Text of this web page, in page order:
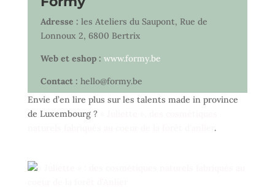
Adresse : les Ateliers du Saupont, Rue de
Lonnoux 2, 6800 Bertrix
Web et eshop : www.formy.be
Contact : hello@formy.be
Envie d’en lire plus sur les talents made in province
de Luxembourg ?
.